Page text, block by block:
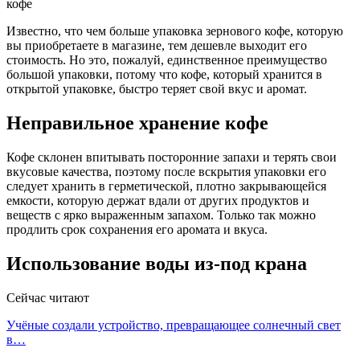
Известно, что чем больше упаковка зернового кофе, которую
вы приобретаете в магазине, тем дешевле выходит его
стоимость. Но это, пожалуй, единственное преимущество
большой упаковки, потому что кофе, который хранится в
открытой упаковке, быстро теряет свой вкус и аромат.
Неправильное хранение кофе
Кофе склонен впитывать посторонние запахи и терять свои
вкусовые качества, поэтому после вскрытия упаковки его
следует хранить в герметической, плотно закрывающейся
емкости, которую держат вдали от других продуктов и
веществ с ярко выраженным запахом. Только так можно
продлить срок сохранения его аромата и вкуса.
Использование воды из-под крана
Сейчас читают
Учёные создали устройство, превращающее солнечный свет
в…